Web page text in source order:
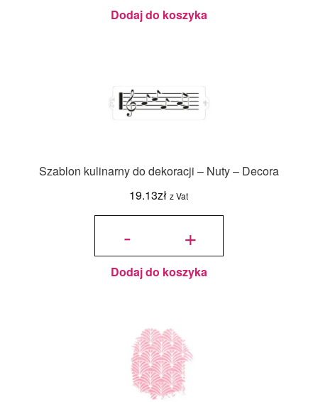
Dodaj do koszyka
Szablon kulinarny do dekoracji – Nuty – Decora
19.13zł z Vat
-
ilość
dekoracji
- Nuty -
Decora +
Dodaj do koszyka